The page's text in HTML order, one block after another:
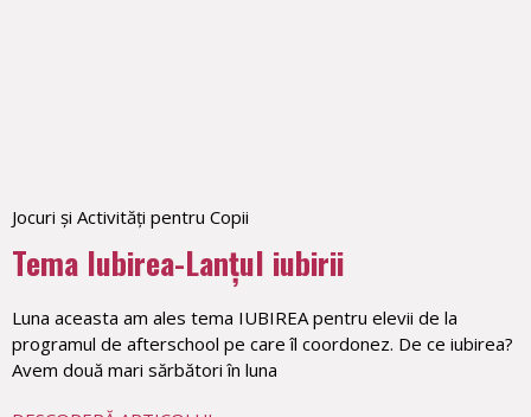
Jocuri și Activități pentru Copii
Tema Iubirea-Lanțul iubirii
Luna aceasta am ales tema IUBIREA pentru elevii de la
programul de afterschool pe care îl coordonez. De ce iubirea?
Avem două mari sărbători în luna